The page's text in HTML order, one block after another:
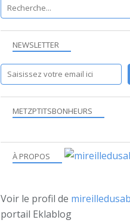
NEWSLETTER
METZPTITSBONHEURS
À PROPOS
Voir le profil de
portail Eklablog